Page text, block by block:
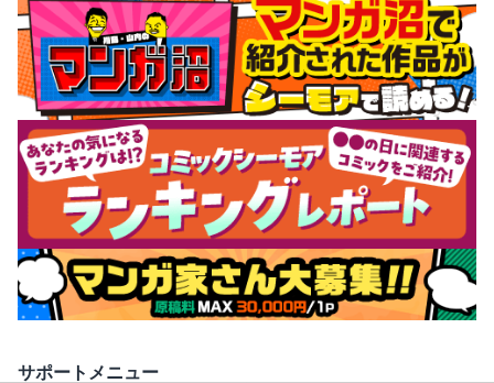
サポートメニュー